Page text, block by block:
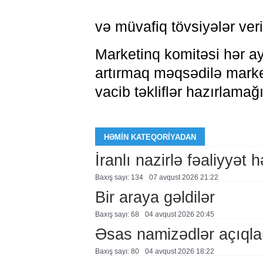
və müvafiq tövsiyələr
Marketinq komitəsi hər
artırmaq məqsədilə
vacib təkliflər
HƏMIN KATEQORIYADAN
İranlı nazirlə fəaliyyət
Baxış sayı: 134 07 avqust 2026 21:22
Bir araya gəldilər
Baxış sayı: 68 04 avqust 2026 20:45
Əsas namizədlər
Baxış sayı: 80 04 avqust 2026 18:22